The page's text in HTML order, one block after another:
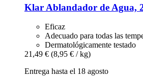
Klar Ablandador de Agua,
Eficaz
Adecuado para todas las
Dermatológicamente testado
21,49 € (8,95 € / kg)
Entrega hasta el 18 agosto